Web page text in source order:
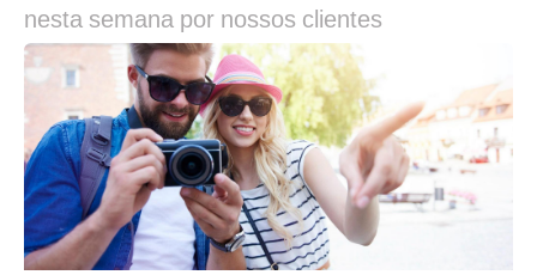
nesta semana por nossos clientes